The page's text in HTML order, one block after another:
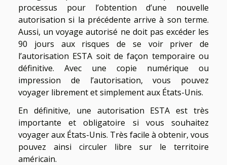
processus pour l’obtention d’une nouvelle
autorisation si la précédente arrive à son terme.
Aussi, un voyage autorisé ne doit pas excéder les
90 jours aux risques de se voir priver de
l’autorisation ESTA soit de façon temporaire ou
définitive. Avec une copie numérique ou
impression de l’autorisation, vous pouvez
voyager librement et simplement aux États-Unis.
En définitive, une autorisation ESTA est très
importante et obligatoire si vous souhaitez
voyager aux États-Unis. Très facile à obtenir, vous
pouvez ainsi circuler libre sur le territoire
américain.